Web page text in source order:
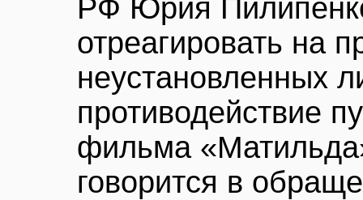
РФ Юрия
отреагировать на
неустановленных
противодействие
фильма
говорится в